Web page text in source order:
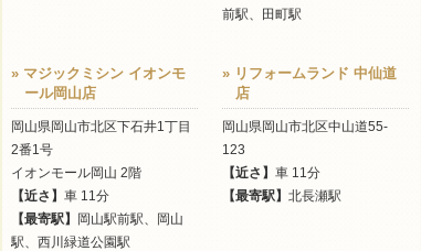
前駅、田町駅
» マジックミシン イオンモ
ール岡山店
岡山県岡山市北区下石井1丁目
2番1号
イオンモール岡山 2階
【近さ】 車 11分
【最寄駅】 岡山駅前駅、岡山
駅、西川緑道公園駅
» リフォームランド 中仙道
店
岡山県岡山市北区中山道55-
123
【近さ】 車 11分
【最寄駅】 北長瀬駅